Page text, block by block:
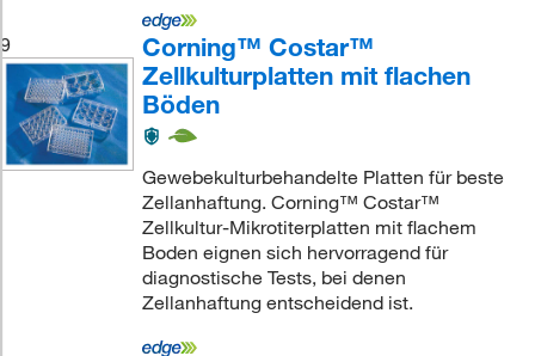
9
Corning™ Costar™
Zellkulturplatten mit flachen
Böden
Gewebekulturbehandelte Platten für beste
Zellanhaftung. Corning™ Costar™
Zellkultur-Mikrotiterplatten mit flachem
Boden eignen sich hervorragend für
diagnostische Tests, bei denen
Zellanhaftung entscheidend ist.